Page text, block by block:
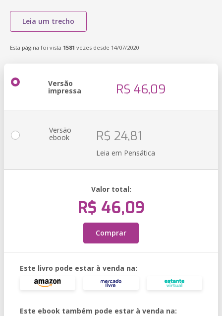
Leia um trecho
Esta página foi vista 1581 vezes desde 14/07/2020
Versão
impressa R$ 46,09
Versão
ebook R$ 24,81
Leia em Pensática
Valor total:
R$ 46,09
Comprar
Este livro pode estar à venda na:
Este ebook também pode estar à venda na: